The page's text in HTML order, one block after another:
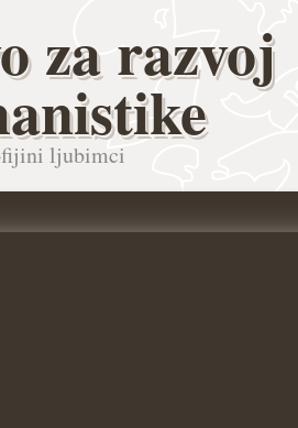
za razvoj
ljubimci